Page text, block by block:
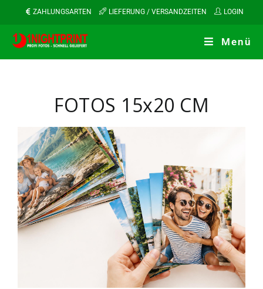
ZAHLUNGSARTEN LIEFERUNG / VERSANDZEITEN LOGIN
Menü
FOTOS 15x20 CM